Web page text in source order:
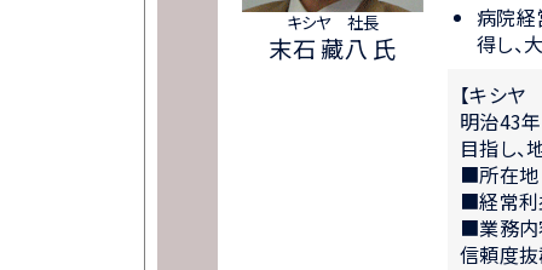
キシヤ 社長
末石 藏八 氏
病院経
得し、
【キシ
明治43
目指し、
■所在
■経常
■業務内
信頼度